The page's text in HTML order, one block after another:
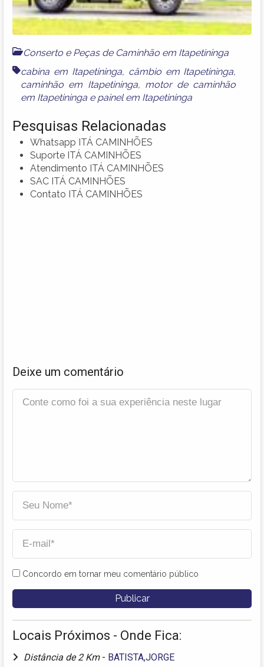
Conserto e Peças de Caminhão em Itapetininga
cabina em Itapetininga, câmbio em Itapetininga,
caminhão em Itapetininga, motor de caminhão
em Itapetininga e painel em Itapetininga
Pesquisas Relacionadas
Whatsapp ITÁ CAMINHÕES
Suporte ITÁ CAMINHÕES
Atendimento ITÁ CAMINHÕES
SAC ITÁ CAMINHÕES
Contato ITÁ CAMINHÕES
Deixe um comentário
Concordo em tornar meu comentário público
Locais Próximos - Onde Fica:
Distância de 2 Km - BATISTA,JORGE